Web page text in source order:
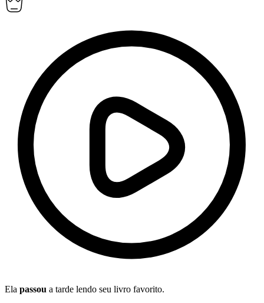
Ela passou a tarde lendo seu livro favorito.